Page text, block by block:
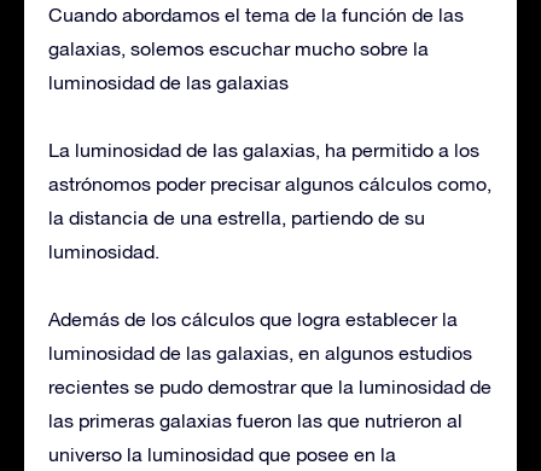
Cuando abordamos el tema de la función de las
galaxias, solemos escuchar mucho sobre la
luminosidad de las galaxias
La luminosidad de las galaxias, ha permitido a los
astrónomos poder precisar algunos cálculos como,
la distancia de una estrella, partiendo de su
luminosidad.
Además de los cálculos que logra establecer la
luminosidad de las galaxias, en algunos estudios
recientes se pudo demostrar que la luminosidad de
las primeras galaxias fueron las que nutrieron al
universo la luminosidad que posee en la